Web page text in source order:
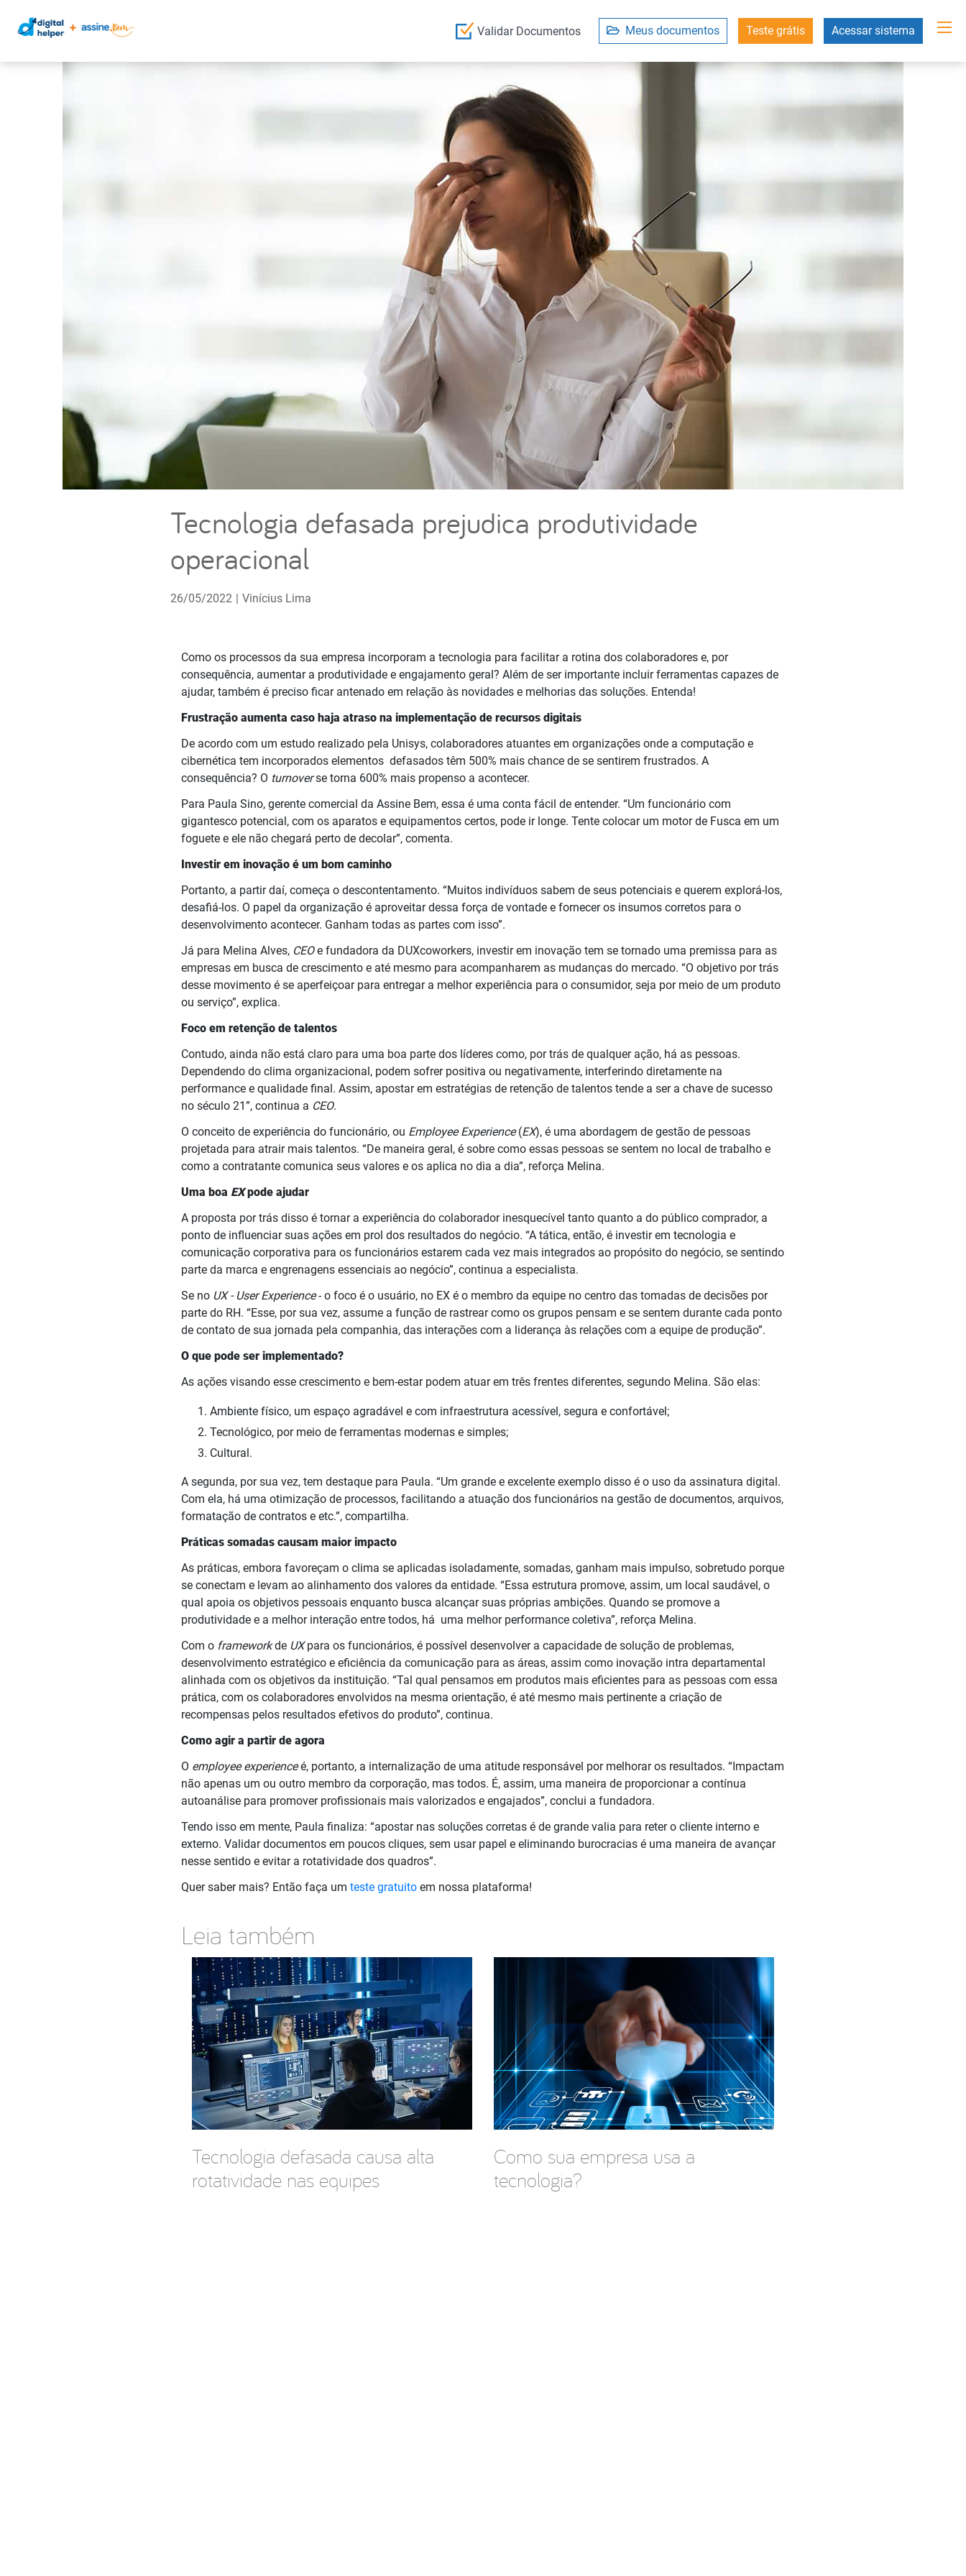
Acessar sistema
Teste grátis
Meus documentos
Validar Documentos
Tecnologia defasada prejudica produtividade
operacional
26/05/2022 | Vinícius Lima
Como os processos da sua empresa incorporam a tecnologia para facilitar a rotina dos colaboradores e, por
consequência, aumentar a produtividade e engajamento geral? Além de ser importante incluir ferramentas capazes de
ajudar, também é preciso ficar antenado em relação às novidades e melhorias das soluções. Entenda!
Frustração aumenta caso haja atraso na implementação de recursos digitais
De acordo com um estudo realizado pela Unisys, colaboradores atuantes em organizações onde a computação e
cibernética tem incorporados elementos defasados têm 500% mais chance de se sentirem frustrados. A
consequência? O turnoverse torna 600% mais propenso a acontecer.
Para Paula Sino, gerente comercial da Assine Bem, essa é uma conta fácil de entender. “Um funcionário com
gigantesco potencial, com os aparatos e equipamentos certos, pode ir longe. Tente colocar um motor de Fusca em um
foguete e ele não chegará perto de decolar”, comenta.
Investir em inovação é um bom caminho
Portanto, a partir daí, começa o descontentamento. “Muitos indivíduos sabem de seus potenciais e querem explorá-los,
desafiá-los. O papel da organização é aproveitar dessa força de vontade e fornecer os insumos corretos para o
desenvolvimento acontecer. Ganham todas as partes com isso”.
Já para Melina Alves, CEOe fundadora da DUXcoworkers, investir em inovação tem se tornado uma premissa para as
empresas em busca de crescimento e até mesmo para acompanharem as mudanças do mercado. “O objetivo por trás
desse movimento é se aperfeiçoar para entregar a melhor experiência para o consumidor, seja por meio de um produto
ou serviço”, explica.
Foco em retenção de talentos
Contudo, ainda não está claro para uma boa parte dos líderes como, por trás de qualquer ação, há as pessoas.
Dependendo do clima organizacional, podem sofrer positiva ou negativamente, interferindo diretamente na
performance e qualidade final. Assim, apostar em estratégias de retenção de talentos tende a ser a chave de sucesso
no século 21”, continua a CEO.
O conceito de experiência do funcionário, ou Employee Experience(EX), é uma abordagem de gestão de pessoas
projetada para atrair mais talentos. “De maneira geral, é sobre como essas pessoas se sentem no local de trabalho e
como a contratante comunica seus valores e os aplica no dia a dia”, reforça Melina.
Uma boa EXpode ajudar
A proposta por trás disso é tornar a experiência do colaborador inesquecível tanto quanto a do público comprador, a
ponto de influenciar suas ações em prol dos resultados do negócio. “A tática, então, é investir em tecnologia e
comunicação corporativa para os funcionários estarem cada vez mais integrados ao propósito do negócio, se sentindo
parte da marca e engrenagens essenciais ao negócio”, continua a especialista.
Se no UX - User Experience- o foco é o usuário, no EX é o membro da equipe no centro das tomadas de decisões por
parte do RH. “Esse, por sua vez, assume a função de rastrear como os grupos pensam e se sentem durante cada ponto
de contato de sua jornada pela companhia, das interações com a liderança às relações com a equipe de produção”.
O que pode ser implementado?
As ações visando esse crescimento e bem-estar podem atuar em três frentes diferentes, segundo Melina. São elas:
Ambiente físico, um espaço agradável e com infraestrutura acessível, segura e confortável;
Tecnológico, por meio de ferramentas modernas e simples;
Cultural.
A segunda, por sua vez, tem destaque para Paula. “Um grande e excelente exemplo disso é o uso da assinatura digital.
Com ela, há uma otimização de processos, facilitando a atuação dos funcionários na gestão de documentos, arquivos,
formatação de contratos e etc.”, compartilha.
Práticas somadas causam maior impacto
As práticas, embora favoreçam o clima se aplicadas isoladamente, somadas, ganham mais impulso, sobretudo porque
se conectam e levam ao alinhamento dos valores da entidade. “Essa estrutura promove, assim, um local saudável, o
qual apoia os objetivos pessoais enquanto busca alcançar suas próprias ambições. Quando se promove a
produtividade e a melhor interação entre todos, há uma melhor performance coletiva”, reforça Melina.
Com o frameworkde UXpara os funcionários, é possível desenvolver a capacidade de solução de problemas,
desenvolvimento estratégico e eficiência da comunicação para as áreas, assim como inovação intra departamental
alinhada com os objetivos da instituição. “Tal qual pensamos em produtos mais eficientes para as pessoas com essa
prática, com os colaboradores envolvidos na mesma orientação, é até mesmo mais pertinente a criação de
recompensas pelos resultados efetivos do produto”, continua.
Como agir a partir de agora
O employee experienceé, portanto, a internalização de uma atitude responsável por melhorar os resultados. “Impactam
não apenas um ou outro membro da corporação, mas todos. É, assim, uma maneira de proporcionar a contínua
autoanálise para promover profissionais mais valorizados e engajados”, conclui a fundadora.
Tendo isso em mente, Paula finaliza: “apostar nas soluções corretas é de grande valia para reter o cliente interno e
externo. Validar documentos em poucos cliques, sem usar papel e eliminando burocracias é uma maneira de avançar
nesse sentido e evitar a rotatividade dos quadros”.
Quer saber mais? Então faça um teste gratuito em nossa plataforma!
Leia também
Tecnologia defasada causa alta
rotatividade nas equipes
Como sua empresa usa a
tecnologia?